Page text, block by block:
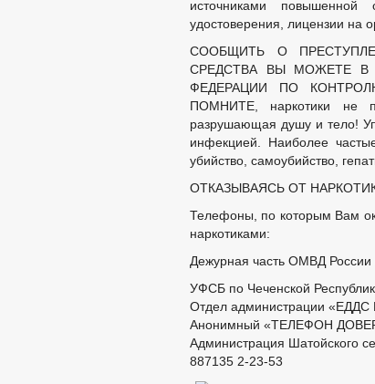
источниками повышенной
удостоверения, лицензии на
СООБЩИТЬ О
СРЕДСТВА ВЫ МОЖЕТЕ В
ФЕДЕРАЦИИ ПО
ПОМНИТЕ, наркотики не
разрушающая душу и тело!
инфекцией. Наиболее
убийство, самоубийство,
ОТКАЗЫВАЯСЬ ОТ
Телефоны, по которым Вам
наркотиками:
Дежурная часть ОМВД
УФСБ по Чеченской
Отдел администрации «ЕДДС
Анонимный «ТЕЛЕФОН
Администрация Шатойского
887135 2-23-53